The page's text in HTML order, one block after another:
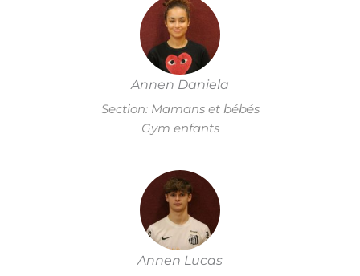
Annen Daniela
Section: Mamans et bébés
Gym enfants
Annen Lucas